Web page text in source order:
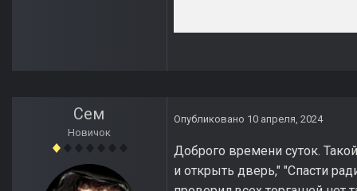
Сем
Новичок
Опубликовано 10 апреля, 2024
Доброго времени суток.
и открыть дверь," "Спасти